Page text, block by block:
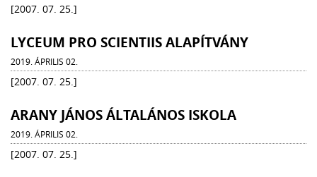
[2007. 07. 25.]
LYCEUM PRO SCIENTIIS ALAPÍTVÁNY
2019. ÁPRILIS 02.
[2007. 07. 25.]
ARANY JÁNOS ÁLTALÁNOS ISKOLA
2019. ÁPRILIS 02.
[2007. 07. 25.]